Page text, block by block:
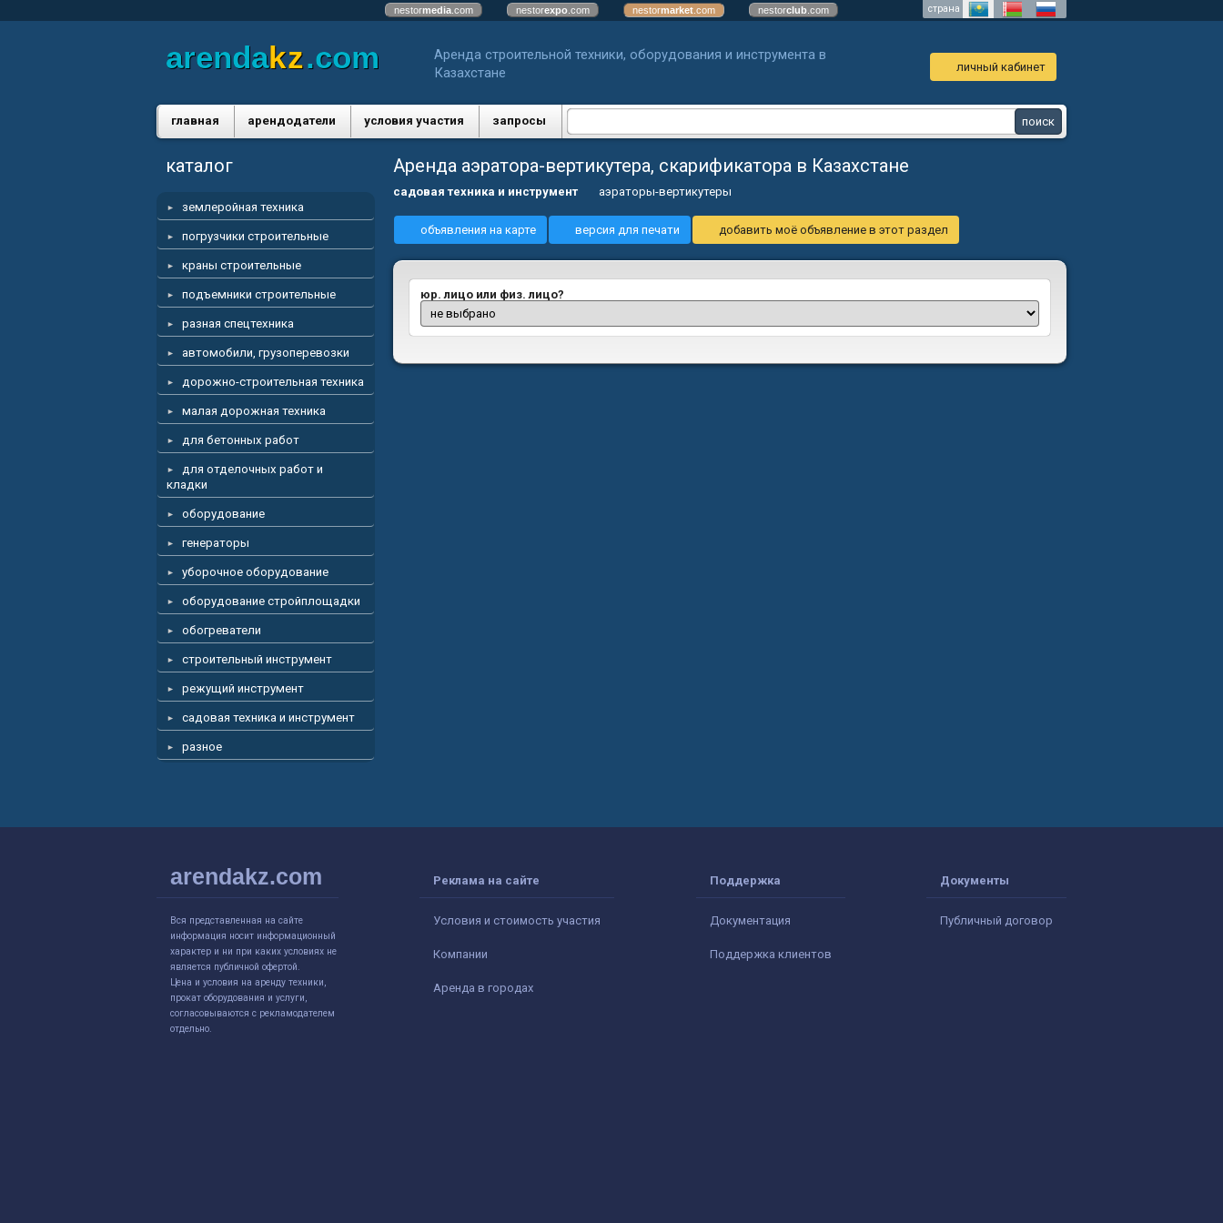
nestormedia .com nestorexpo .com nestormarket .com nestorclub .com страна
arendakz.com
Аренда строительной техники, оборудования и инструмента в
Казахстане
личный кабинет
главная арендодатели условия участия запросы
каталог
землеройная техника
погрузчики строительные
краны строительные
подъемники строительные
разная спецтехника
автомобили, грузоперевозки
дорожно-строительная техника
малая дорожная техника
для бетонных работ
для отделочных работ и
кладки
оборудование
генераторы
уборочное оборудование
оборудование стройплощадки
обогреватели
строительный инструмент
режущий инструмент
садовая техника и инструмент
разное
Аренда аэратора-вертикутера, скарификатора в Казахстане
садовая техника и инструмент аэраторы-вертикутеры
объявления на карте версия для печати добавить моё объявление в этот раздел
юр. лицо или физ. лицо?
arendakz.com
Вся представленная на сайте
информация носит информационный
характер и ни при каких условиях не
является публичной офертой.
Цена и условия на аренду техники,
прокат оборудования и услуги,
согласовываются с рекламодателем
отдельно.
Реклама на сайте
Условия и стоимость участия
Компании
Аренда в городах
Поддержка
Документация
Поддержка клиентов
Документы
Публичный договор